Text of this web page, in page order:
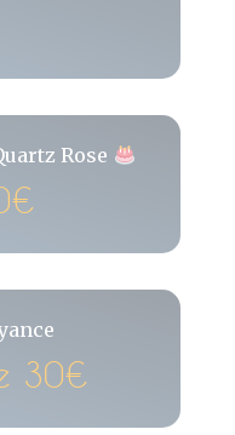
Rose
30€